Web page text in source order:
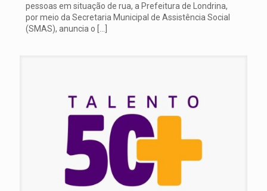
pessoas em situação de rua, a Prefeitura de Londrina,
por meio da Secretaria Municipal de Assistência Social
(SMAS), anuncia o […]